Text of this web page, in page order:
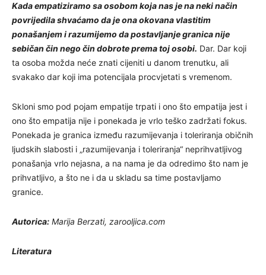
Kada empatiziramo sa osobom koja nas je na neki način
povrijedila shvaćamo da je ona okovana vlastitim
ponašanjem i razumijemo da postavljanje granica nije
sebičan čin nego čin dobrote prema toj osobi. Dar. Dar koji
ta osoba možda neće znati cijeniti u danom trenutku, ali
svakako dar koji ima potencijala procvjetati s vremenom.
Skloni smo pod pojam empatije trpati i ono što empatija jest i
ono što empatija nije i ponekada je vrlo teško zadržati fokus.
Ponekada je granica između razumijevanja i toleriranja običnih
ljudskih slabosti i „razumijevanja i toleriranja“ neprihvatljivog
ponašanja vrlo nejasna, a na nama je da odredimo što nam je
prihvatljivo, a što ne i da u skladu sa time postavljamo
granice.
Autorica: Marija Berzati, zarooljica.com
Literatura